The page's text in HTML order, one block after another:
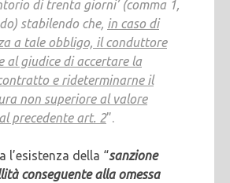
di trenta giorni’ (comma 1,
stabilendo che, in caso di
a tale obbligo, il conduttore
al giudice di accertare la
e rideterminarne il
non superiore al valore
precedente art. 2”.
l’esistenza della “sanzione
conseguente alla omessa